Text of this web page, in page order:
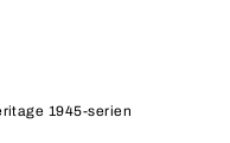
1945-serien